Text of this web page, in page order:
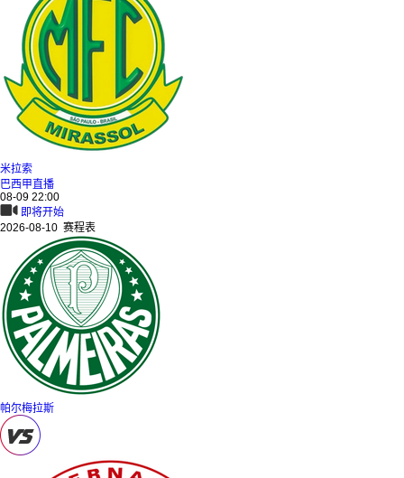
米拉索
巴西甲直播
08-09 22:00
即将开始
2026-08-10 赛程表
帕尔梅拉斯